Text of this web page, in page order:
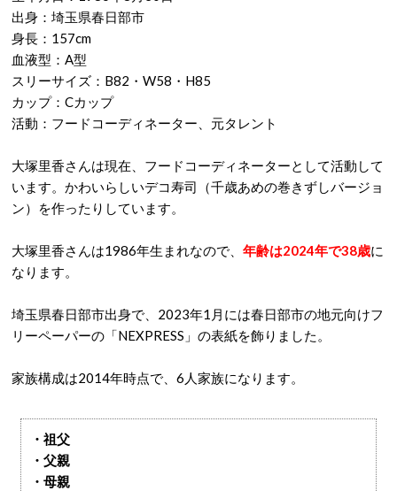
出身：埼玉県春日部市
身長：157cm
血液型：A型
スリーサイズ：B82・W58・H85
カップ：Cカップ
活動：フードコーディネーター、元タレント
大塚里香さんは現在、フードコーディネーターとして活動して
います。かわいらしいデコ寿司（千歳あめの巻きずしバージョ
ン）を作ったりしています。
大塚里香さんは1986年生まれなので、 年齢は2024年で38歳に
なります。
埼玉県春日部市出身で、2023年1月には春日部市の地元向けフ
リーペーパーの「NEXPRESS」の表紙を飾りました。
家族構成は2014年時点で、6人家族になります。
・祖父
・父親
・母親